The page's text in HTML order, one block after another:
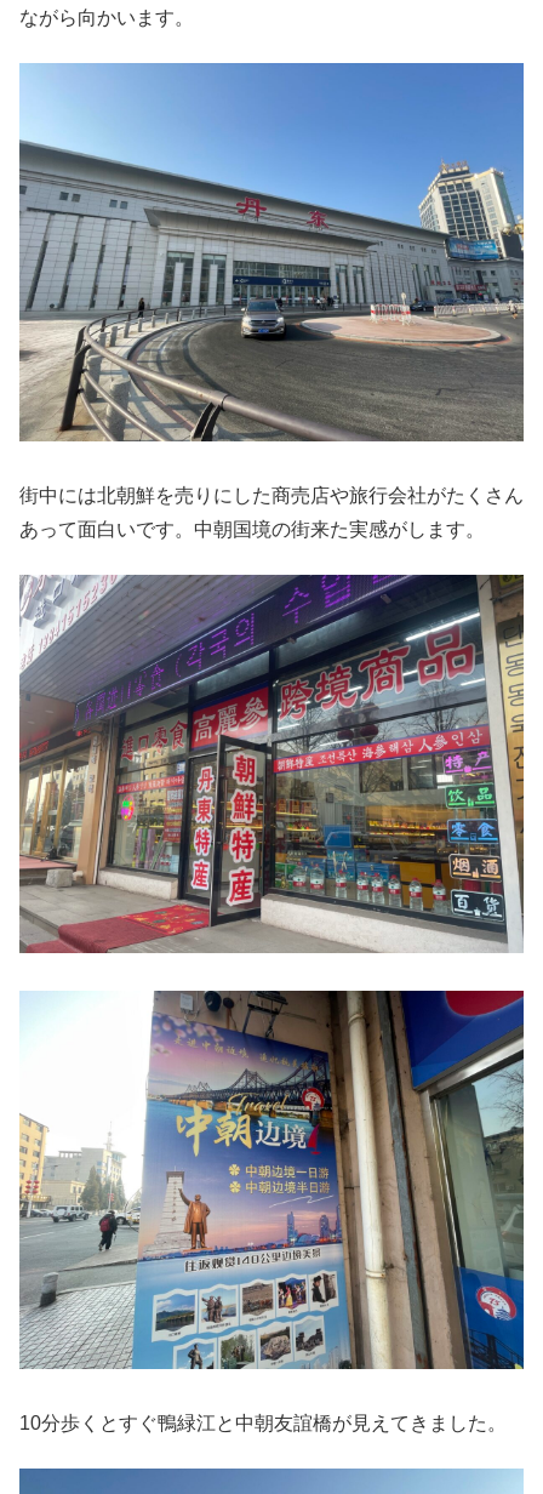
ながら向かいます。
街中には北朝鮮を売りにした商売店や旅行会社がたくさん
あって面白いです。中朝国境の街来た実感がします。
10分歩くとすぐ鴨緑江と中朝友誼橋が見えてきました。